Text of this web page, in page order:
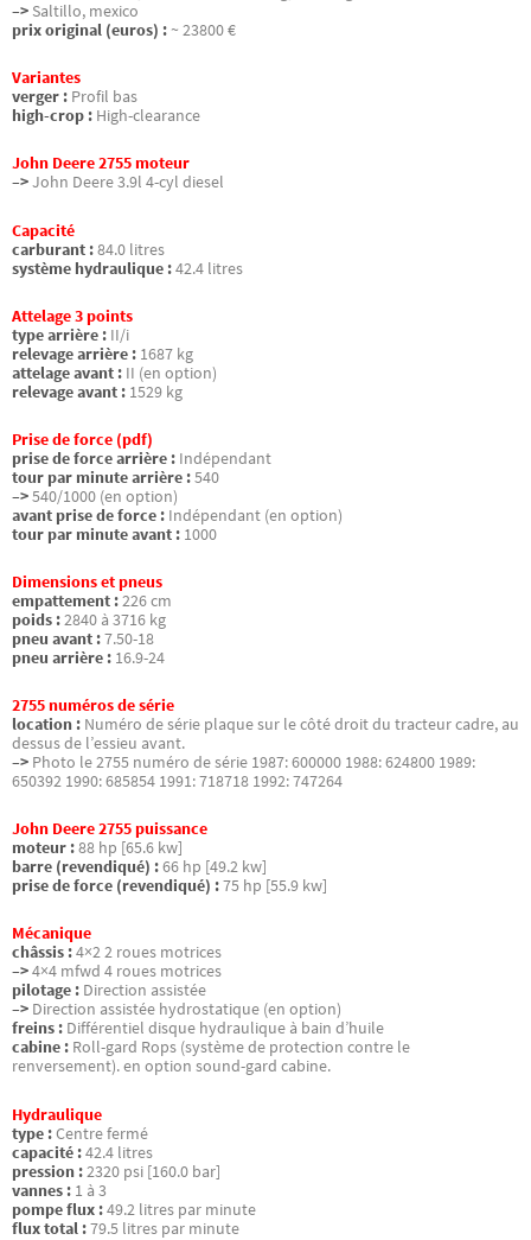
–> Saltillo, mexico
prix original (euros) : ~ 23800 €
Variantes
verger : Profil bas
high-crop : High-clearance
John Deere 2755 moteur
–>John Deere 3.9l 4-cyl diesel
Capacité
carburant :84.0 litres
système hydraulique :42.4 litres
Attelage 3 points
type arrière : II/i
relevage arrière : 1687 kg
attelage avant : II (en option)
relevage avant : 1529 kg
Prise de force (pdf)
prise de force arrière : Indépendant
tour par minute arrière :540
–>540/1000 (en option)
avant prise de force : Indépendant (en option)
tour par minute avant : 1000
Dimensions et pneus
empattement :226 cm
poids :2840 à 3716 kg
pneu avant :7.50-18
pneu arrière : 16.9-24
2755 numéros de série
location : Numéro de série plaque sur le côté droit du tracteur cadre, au
dessus de l’essieu avant.
–> Photo le 2755 numéro de série 1987: 600000 1988: 624800 1989:
650392 1990: 685854 1991: 718718 1992: 747264
John Deere 2755 puissance
moteur :88 hp [65.6 kw]
barre (revendiqué) :66 hp [49.2 kw]
prise de force (revendiqué) :75 hp [55.9 kw]
Mécanique
châssis :4×2 2 roues motrices
–>4×4 mfwd 4 roues motrices
pilotage : Direction assistée
–> Direction assistée hydrostatique (en option)
freins : Différentiel disque hydraulique à bain d’huile
cabine : Roll-gard Rops (système de protection contre le
renversement). en option sound-gard cabine.
Hydraulique
type :Centre fermé
capacité :42.4 litres
pression :2320 psi [160.0 bar]
vannes : 1 à 3
pompe flux :49.2 litres par minute
flux total :79.5 litres par minute